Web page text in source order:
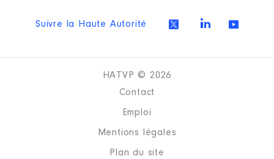
Suivre la Haute Autorité
HATVP © 2026
Contact
Emploi
Mentions légales
Plan du site